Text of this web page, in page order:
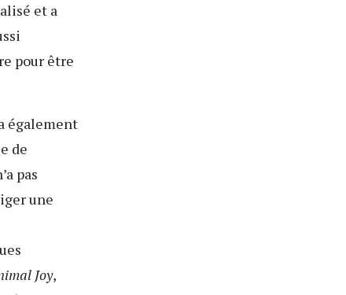
et a
pour être
également
de
pas
une
Joy,